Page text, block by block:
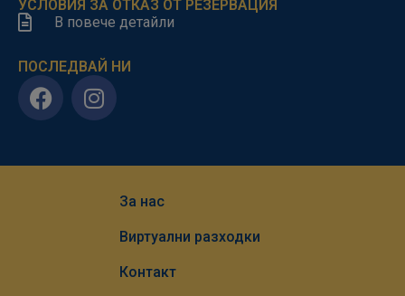
УСЛОВИЯ ЗА ОТКАЗ ОТ РЕЗЕРВАЦИЯ
В повече детайли
ПОСЛЕДВАЙ НИ
За нас
Виртуални разходки
Контакт